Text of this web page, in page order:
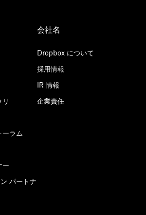
ーラム
ー
パートナ
会社名
Dropbox について
採用情報
IR 情報
企業責任